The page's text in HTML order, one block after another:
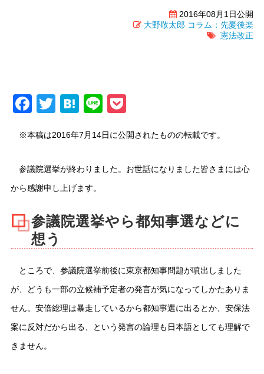
2016年08月1日公開
大野敬太郎 コラム：先憂後楽
憲法改正
Facebook
Twitter
Hatena
Line
※本稿は2016年7月14日に公開されたものの転載です。
参議院選挙が終わりました。お世話になりました皆さまには心
から感謝申し上げます。
参議院選挙やら都知事選などに
想う
ところで、参議院選挙前後に東京都知事問題が噴出しました
が、どうも一部の立候補予定者の発言が気になってしかたありま
せん。安倍総理は暴走しているから都知事選に出るとか、安保法
案に反対だから出る、という発言の論理も日本語としても理解で
きません。